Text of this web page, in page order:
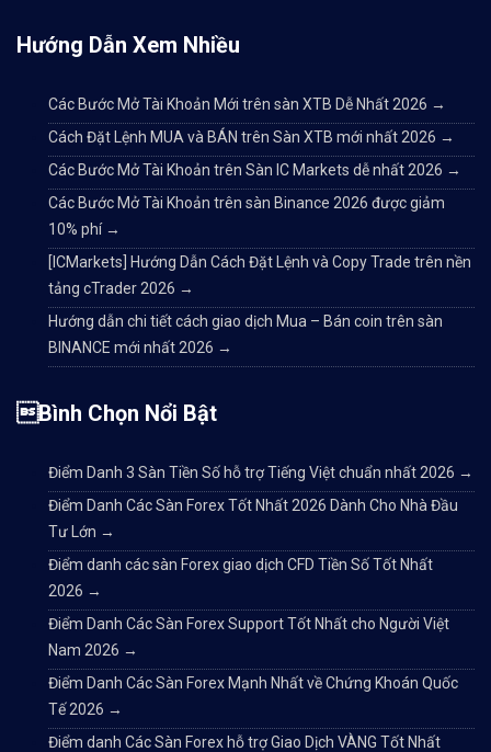
Phí giao dịch 0.075%
Support chuyên nghiệp
Nhược điểm
Chỉ hỗ trợ nạp coin
Hướng Dẫn Xem Nhiều
Các Bước Mở Tài Khoản Mới trên sàn XTB Dễ Nhất 2026 →
Cách Đặt Lệnh MUA và BÁN trên Sàn XTB mới nhất 2026 →
Các Bước Mở Tài Khoản trên Sàn IC Markets dễ nhất 2026 →
Các Bước Mở Tài Khoản trên sàn Binance 2026 được giảm
10% phí →
[ICMarkets] Hướng Dẫn Cách Đặt Lệnh và Copy Trade trên nền
tảng cTrader 2026 →
Hướng dẫn chi tiết cách giao dịch Mua – Bán coin trên sàn
BINANCE mới nhất 2026 →
Bình Chọn Nổi Bật
Điểm Danh 3 Sàn Tiền Số hỗ trợ Tiếng Việt chuẩn nhất 2026 →
Điểm Danh Các Sàn Forex Tốt Nhất 2026 Dành Cho Nhà Đầu
Tư Lớn →
Điểm danh các sàn Forex giao dịch CFD Tiền Số Tốt Nhất
2026 →
Điểm Danh Các Sàn Forex Support Tốt Nhất cho Người Việt
Nam 2026 →
Điểm Danh Các Sàn Forex Mạnh Nhất về Chứng Khoán Quốc
Tế 2026 →
Điểm danh Các Sàn Forex hỗ trợ Giao Dịch VÀNG Tốt Nhất